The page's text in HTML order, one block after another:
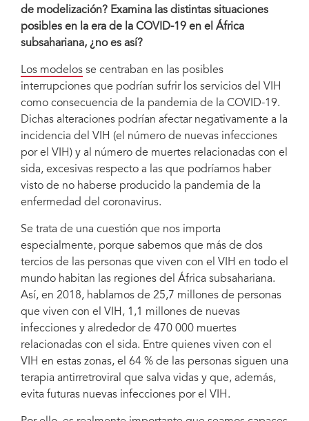
de modelización? Examina las distintas situaciones
posibles en la era de la COVID-19 en el África
subsahariana, ¿no es así?
Los modelos se centraban en las posibles
interrupciones que podrían sufrir los servicios del VIH
como consecuencia de la pandemia de la COVID-19.
Dichas alteraciones podrían afectar negativamente a la
incidencia del VIH (el número de nuevas infecciones
por el VIH) y al número de muertes relacionadas con el
sida, excesivas respecto a las que podríamos haber
visto de no haberse producido la pandemia de la
enfermedad del coronavirus.
Se trata de una cuestión que nos importa
especialmente, porque sabemos que más de dos
tercios de las personas que viven con el VIH en todo el
mundo habitan las regiones del África subsahariana.
Así, en 2018, hablamos de 25,7 millones de personas
que viven con el VIH, 1,1 millones de nuevas
infecciones y alrededor de 470 000 muertes
relacionadas con el sida. Entre quienes viven con el
VIH en estas zonas, el 64 % de las personas siguen una
terapia antirretroviral que salva vidas y que, además,
evita futuras nuevas infecciones por el VIH.